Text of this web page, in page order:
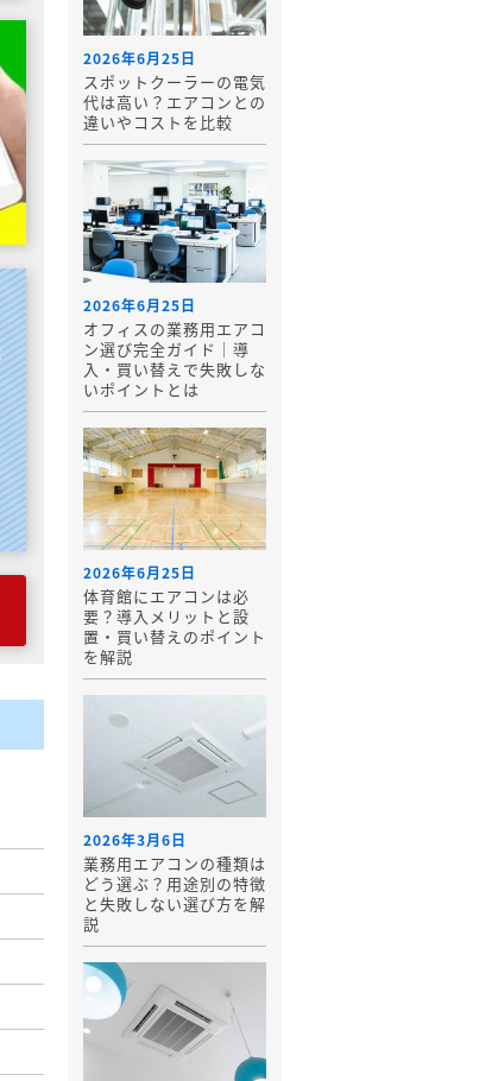
2026年6月25日
スポットクーラーの電気
代は高い？エアコンとの
違いやコストを比較
2026年6月25日
オフィスの業務用エアコ
ン選び完全ガイド｜導
入・買い替えで失敗しな
いポイントとは
2026年6月25日
体育館にエアコンは必
要？導入メリットと設
置・買い替えのポイント
を解説
2026年3月6日
業務用エアコンの種類は
どう選ぶ？用途別の特徴
と失敗しない選び方を解
説